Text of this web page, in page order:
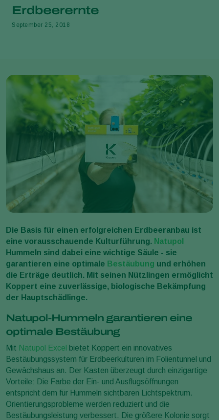
Erdbeerernte
September 25, 2018
Die Basis für einen erfolgreichen Erdbeeranbau ist
eine vorausschauende Kulturführung. Natupol
Hummeln sind dabei eine wichtige Säule - sie
garantieren eine optimale Bestäubung und erhöhen
die Erträge deutlich. Mit seinen Nützlingen ermöglicht
Koppert eine zuverlässige, biologische Bekämpfung
der Hauptschädlinge.
Natupol-Hummeln garantieren eine
optimale Bestäubung
Mit Natupol Excel bietet Koppert ein innovatives
Bestäubungssystem für Erdbeerkulturen im Folientunnel und
Gewächshaus an. Der Kasten überzeugt durch einzigartige
Vorteile: Die Farbe der Ein- und Ausflugsöffnungen
entspricht dem für Hummeln sichtbaren Lichtspektrum.
Orientierungsprobleme werden reduziert und die
Bestäubungsleistung verbessert. Die größere Kolonie sorgt